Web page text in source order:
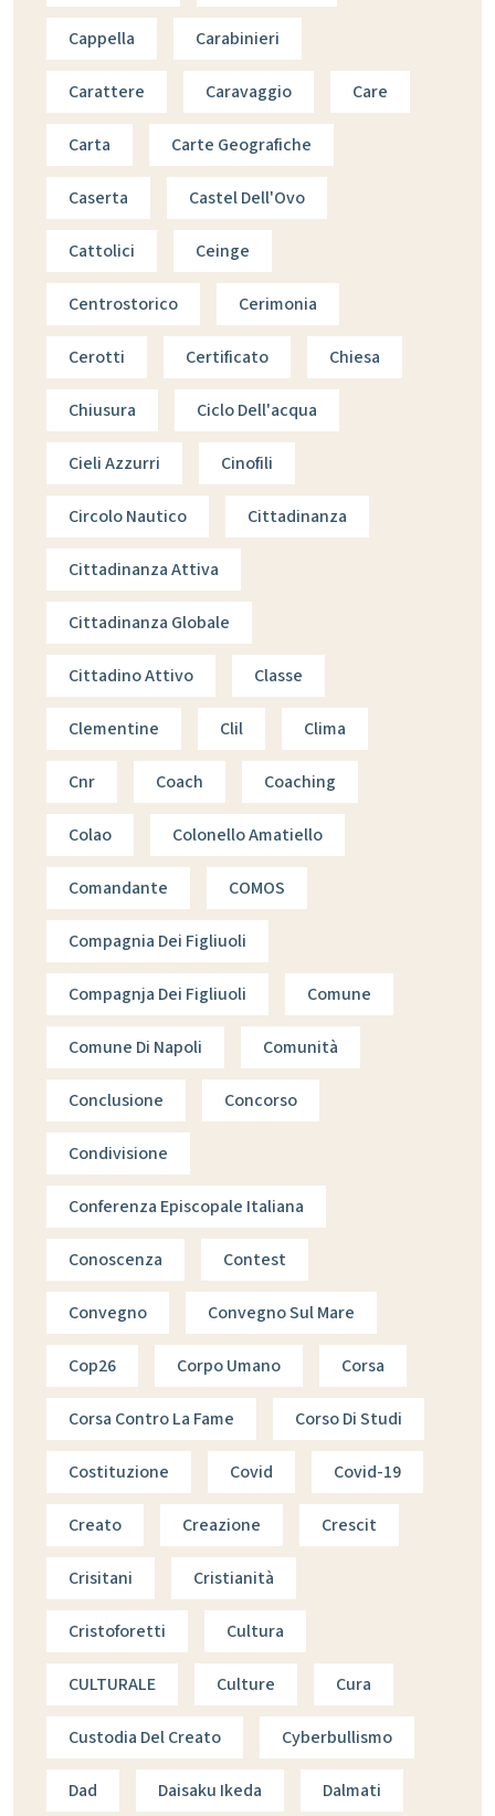
Cappella Carabinieri
Carattere Caravaggio Care
Carta Carte Geografiche
Caserta Castel Dell'Ovo
Cattolici Ceinge
Centrostorico Cerimonia
Cerotti Certificato Chiesa
Chiusura Ciclo Dell'acqua
Cieli Azzurri Cinofili
Circolo Nautico Cittadinanza
Cittadinanza Attiva
Cittadinanza Globale
Cittadino Attivo Classe
Clementine Clil Clima
Cnr Coach Coaching
Colao Colonello Amatiello
Comandante COMOS
Compagnia Dei Figliuoli
Compagnja Dei Figliuoli Comune
Comune Di Napoli Comunità
Conclusione Concorso
Condivisione
Conferenza Episcopale Italiana
Conoscenza Contest
Convegno Convegno Sul Mare
Cop26 Corpo Umano Corsa
Corsa Contro La Fame Corso Di Studi
Costituzione Covid Covid-19
Creato Creazione Crescit
Crisitani Cristianità
Cristoforetti Cultura
CULTURALE Culture Cura
Custodia Del Creato Cyberbullismo
Dad Daisaku Ikeda Dalmati